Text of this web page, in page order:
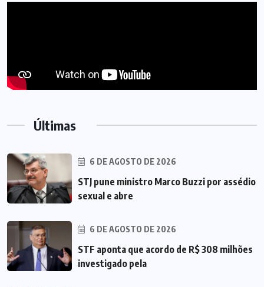
Últimas
6 DE AGOSTO DE 2026
STJ pune ministro Marco Buzzi por assédio
sexual e abre
6 DE AGOSTO DE 2026
STF aponta que acordo de R$ 308 milhões
investigado pela